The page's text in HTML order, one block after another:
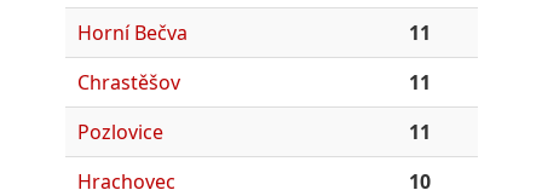
Horní Bečva
11
Chrastěšov
11
Pozlovice
11
Hrachovec
10